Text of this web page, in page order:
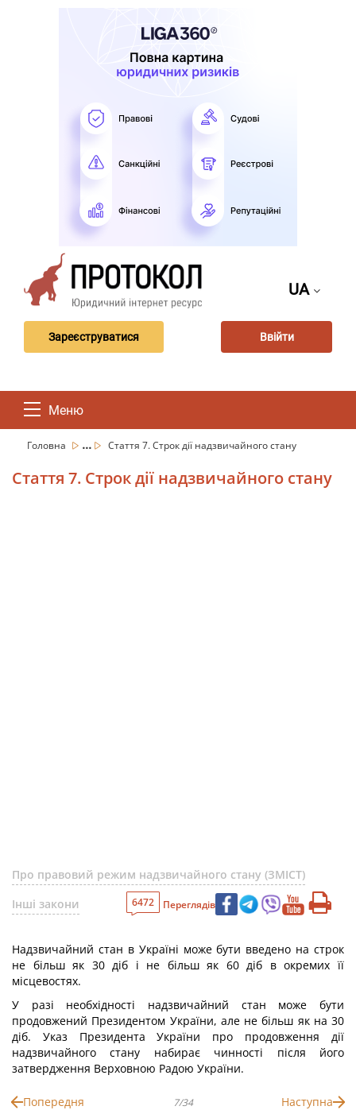
UA
Зареєструватися Ввійти
Меню
Головна ... Стаття 7. Строк дії надзвичайного стану
Стаття 7. Строк дії надзвичайного стану
Про правовий режим надзвичайного стану (ЗМІСТ)
Інші закони
6472 Переглядів
Надзвичайний стан в Україні може бути введено на строк
не більш як 30 діб і не більш як 60 діб в окремих її
місцевостях.
У разі необхідності надзвичайний стан може бути
продовжений Президентом України, але не більш як на 30
діб. Указ Президента України про продовження дії
надзвичайного стану набирає чинності після його
затвердження Верховною Радою України.
Попередня 7/34 Наступна